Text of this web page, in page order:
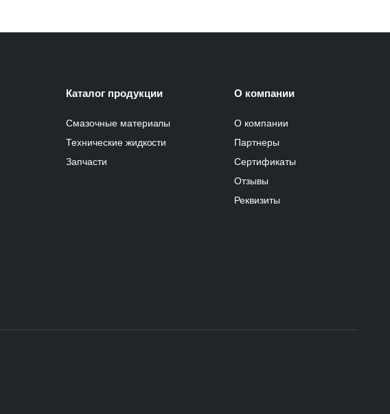
Каталог продукции
Смазочные материалы
Технические жидкости
Запчасти
О компании
О компании
Партнеры
Сертификаты
Отзывы
Реквизиты